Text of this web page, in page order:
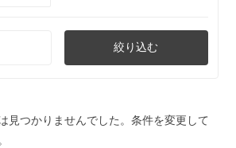
絞り込む
見つかりませんでした。条件を変更して